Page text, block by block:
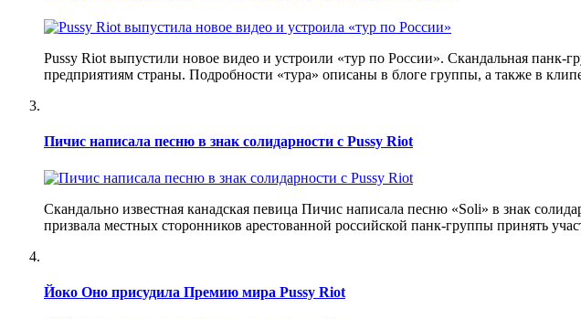
Pussy Riot выпустили новое видео и устроили «тур по России». Скандальная
предприятиям страны. Подробности «тура» описаны в блоге группы, а также в
Пичис написала песню в знак солидарности с Pussy Riot
Скандально известная канадская певица Пичис написала песню «Soli» в знак
призвала местных сторонников арестованной российской панк-группы принять
Йоко Оно присудила Премию мира Pussy Riot